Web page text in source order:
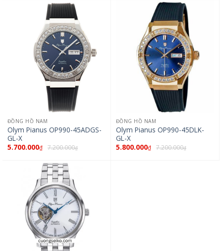
ĐỒNG HỒ NAM
Olym Pianus OP990-45ADGS-
GL-X
5.700.000₫ 7.200.000₫
ĐỒNG HỒ NAM
Olym Pianus OP990-45DLK-
GL-X
5.800.000₫ 7.200.000₫